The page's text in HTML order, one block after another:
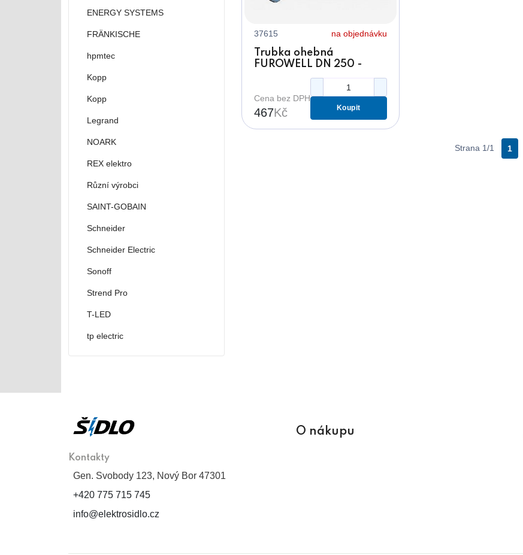
37615 na objednávku
Trubka ohebná
FUROWELL DN 250 -
délka 800 mm
29510250, pro veřejné
osvětlení, vsazení do
země
Cena bez DPH
467Kč Koupit
Strana 1/1 1
ENERGY SYSTEMS
FRÄNKISCHE
hpmtec
Kopp
Kopp
Legrand
NOARK
REX elektro
Různí výrobci
SAINT-GOBAIN
Schneider
Schneider Electric
Sonoff
Strend Pro
T-LED
tp electric
Kontakty
Gen. Svobody 123, Nový Bor 47301
+420 775 715 745
info@elektrosidlo.cz
O nákupu